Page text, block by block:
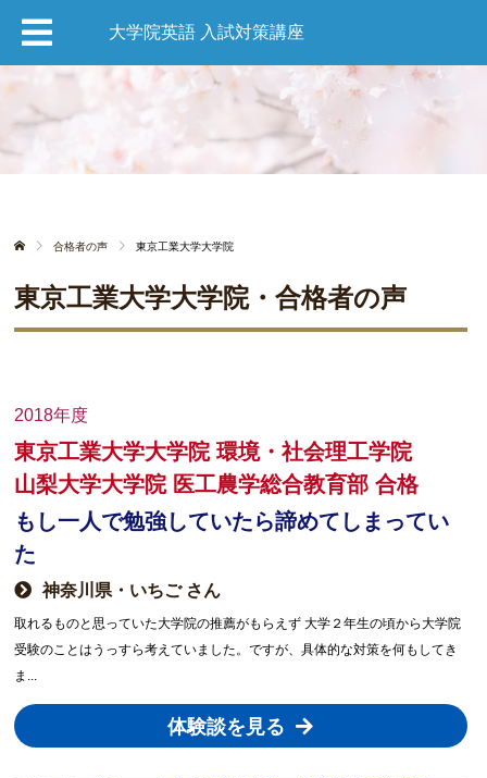
大学院英語 入試対策講座
合格者の声 東京工業大学大学院
東京工業大学大学院・合格者の声
2018年度
東京工業大学大学院 環境・社会理工学院
山梨大学大学院 医工農学総合教育部 合格
もし一人で勉強していたら諦めてしまってい
た
神奈川県・いちご さん
取れるものと思っていた大学院の推薦がもらえず 大学２年生の頃から大学院
受験のことはうっすら考えていました。ですが、具体的な対策を何もしてき
ま...
体験談を見る